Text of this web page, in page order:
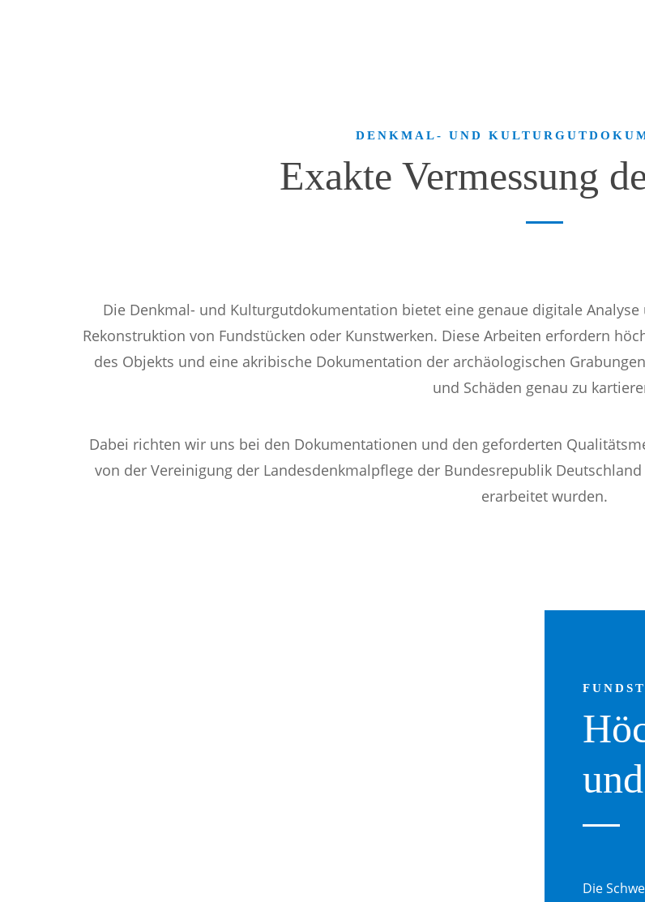
DENKMAL- UND
Exakte Vermessung
Die Denkmal- und Kulturgutdokumentation bietet eine genaue digitale
Rekonstruktion von Fundstücken oder Kunstwerken. Diese Arbeiten erfordern
des Objekts und eine akribische Dokumentation der archäologischen
und Schäden genau zu
Dabei richten wir uns bei den Dokumentationen und den geforderten
von der Vereinigung der Landesdenkmalpflege der Bundesrepublik
erarbeitet wurden.
Die